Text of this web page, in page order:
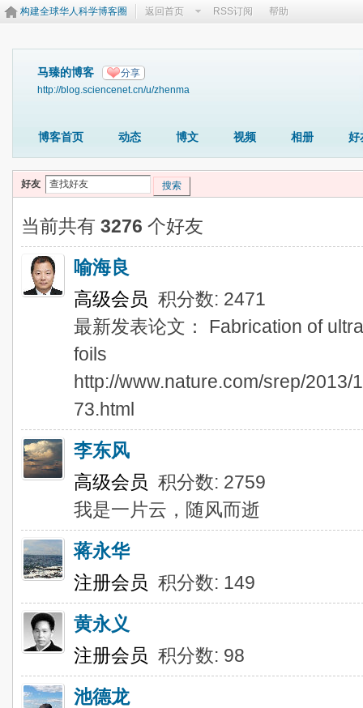
构建全球华人科学博客圈 返回首页 RSS订阅 帮助
马臻的博客 分享
http://blog.sciencenet.cn/u/zhenma
博客首页 动态 博文 视频 相册 好
好友 搜索
当前共有 3276 个好友
喻海良
高级会员 积分数: 2471
最新发表论文： Fabrication of
foils
http://www.nature.com/srep/
73.html
李东风
高级会员 积分数: 2759
我是一片云，随风而逝
蒋永华
注册会员 积分数: 149
黄永义
注册会员 积分数: 98
池德龙